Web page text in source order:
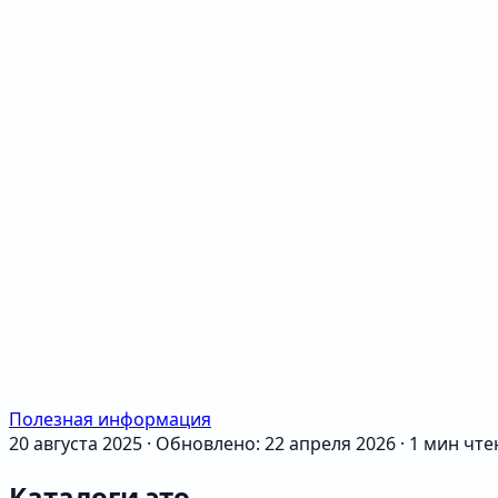
Полезная информация
20 августа 2025 · Обновлено: 22 апреля 2026 · 1 мин